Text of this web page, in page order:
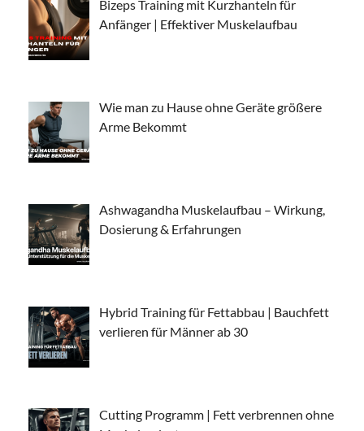
Bizeps Training mit Kurzhanteln für
Anfänger | Effektiver Muskelaufbau
Wie man zu Hause ohne Geräte größere
Arme Bekommt
Ashwagandha Muskelaufbau – Wirkung,
Dosierung & Erfahrungen
Hybrid Training für Fettabbau | Bauchfett
verlieren für Männer ab 30
Cutting Programm | Fett verbrennen ohne